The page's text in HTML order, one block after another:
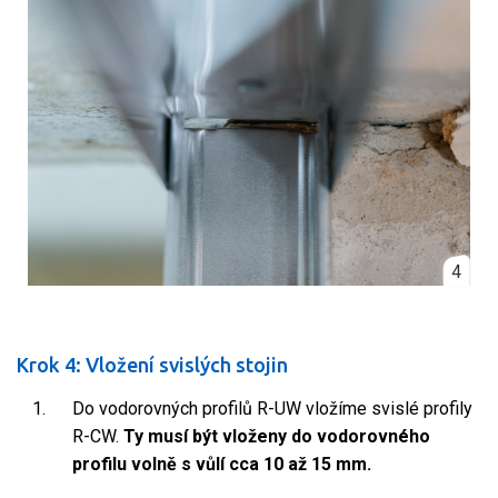
4
Krok 4: Vložení svislých stojin
Do vodorovných profilů R-UW vložíme svislé profily
R-CW. Ty musí být vloženy do vodorovného
profilu volně s vůlí cca 10 až 15 mm.